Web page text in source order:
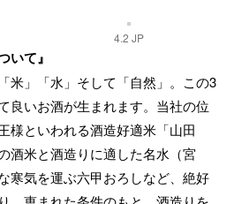
4.2 JP
いて』
米」「水」そして「自然」。この3
良いお酒が生まれます。当社の位
様といわれる酒造好適米「山田
酒米と酒造りに適した名水（宮
寒気を運ぶ六甲おろしなど、絶好